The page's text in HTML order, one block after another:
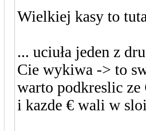
Wielkiej kasy to
... uciuła jeden z
Cie wykiwa -> to
warto podkreslic ze
i kazde € wali w